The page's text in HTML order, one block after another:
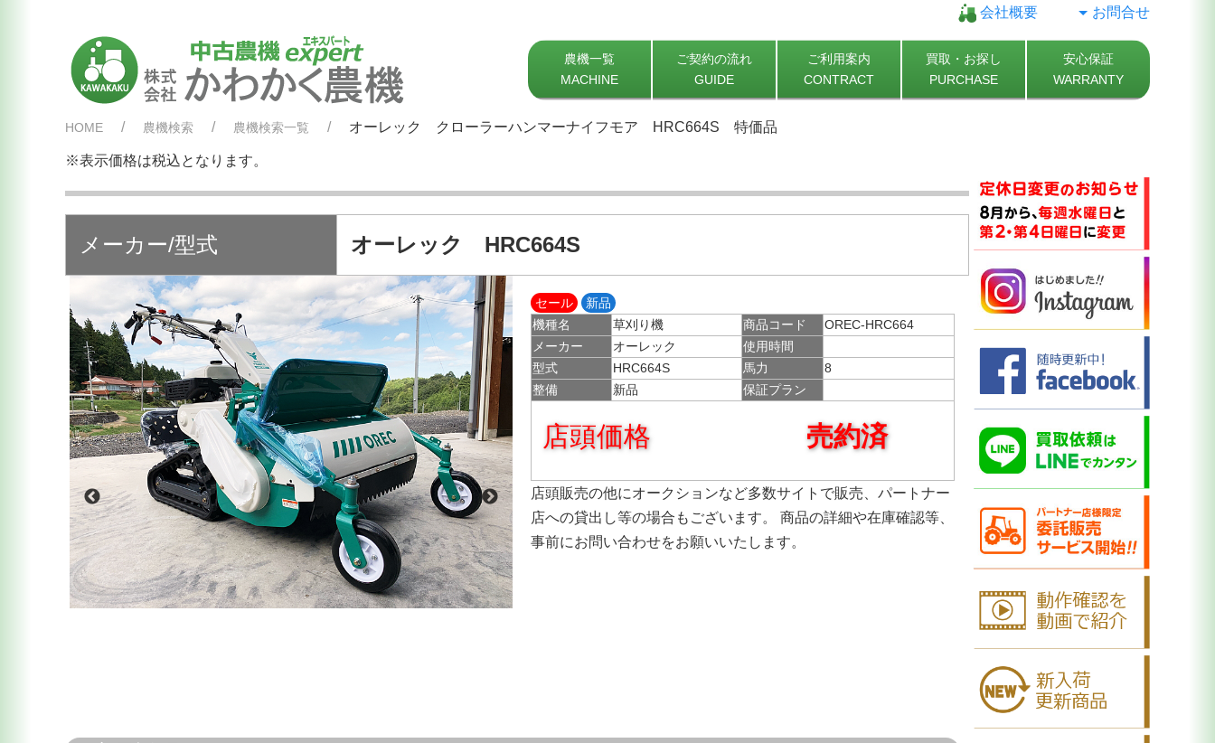
会社概要 お問合せ
農機一覧
MACHINE
ご契約の流れ
GUIDE
ご利用案内
CONTRACT
買取・お探し
PURCHASE
安心保証
WARRANTY
HOME 農機検索 農機検索一覧 オーレック クローラーハンマーナイフモア HRC664S 特価品
※表示価格は税込となります。
メーカー/型式 オーレック HRC664S
セール
新品
機種名
草刈り機 商品コード
OREC-HRC664
メーカー
オーレック
使用時間
型式
HRC664S 馬力
8
整備
新品 保証プラン
店頭価格 売約済
店頭販売の他にオークションなど多数サイトで販売、パートナー
店への貸出し等の場合もございます。 商品の詳細や在庫確認等、
事前にお問い合わせをお願いいたします。